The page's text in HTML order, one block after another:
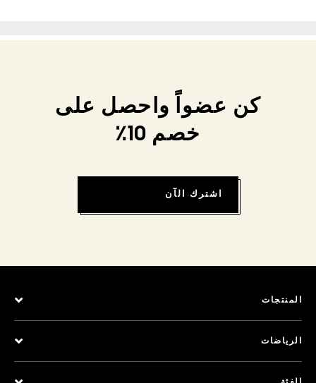
كن عضواً واحصل على
خصم 10٪
اشترك الآن
المنتجات
الرياضات